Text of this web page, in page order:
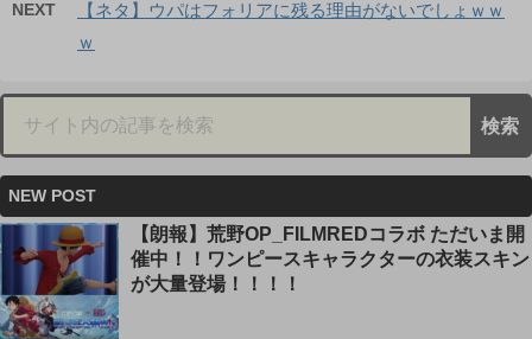
NEXT
【ネタ】ウパはフォリアに残る理由がないでしょｗｗ
ｗ
NEW POST
【朗報】荒野OP_FILMREDコラボ ただいま開
催中！！ワンピースキャラクターの衣装スキン
が大量登場！！！！